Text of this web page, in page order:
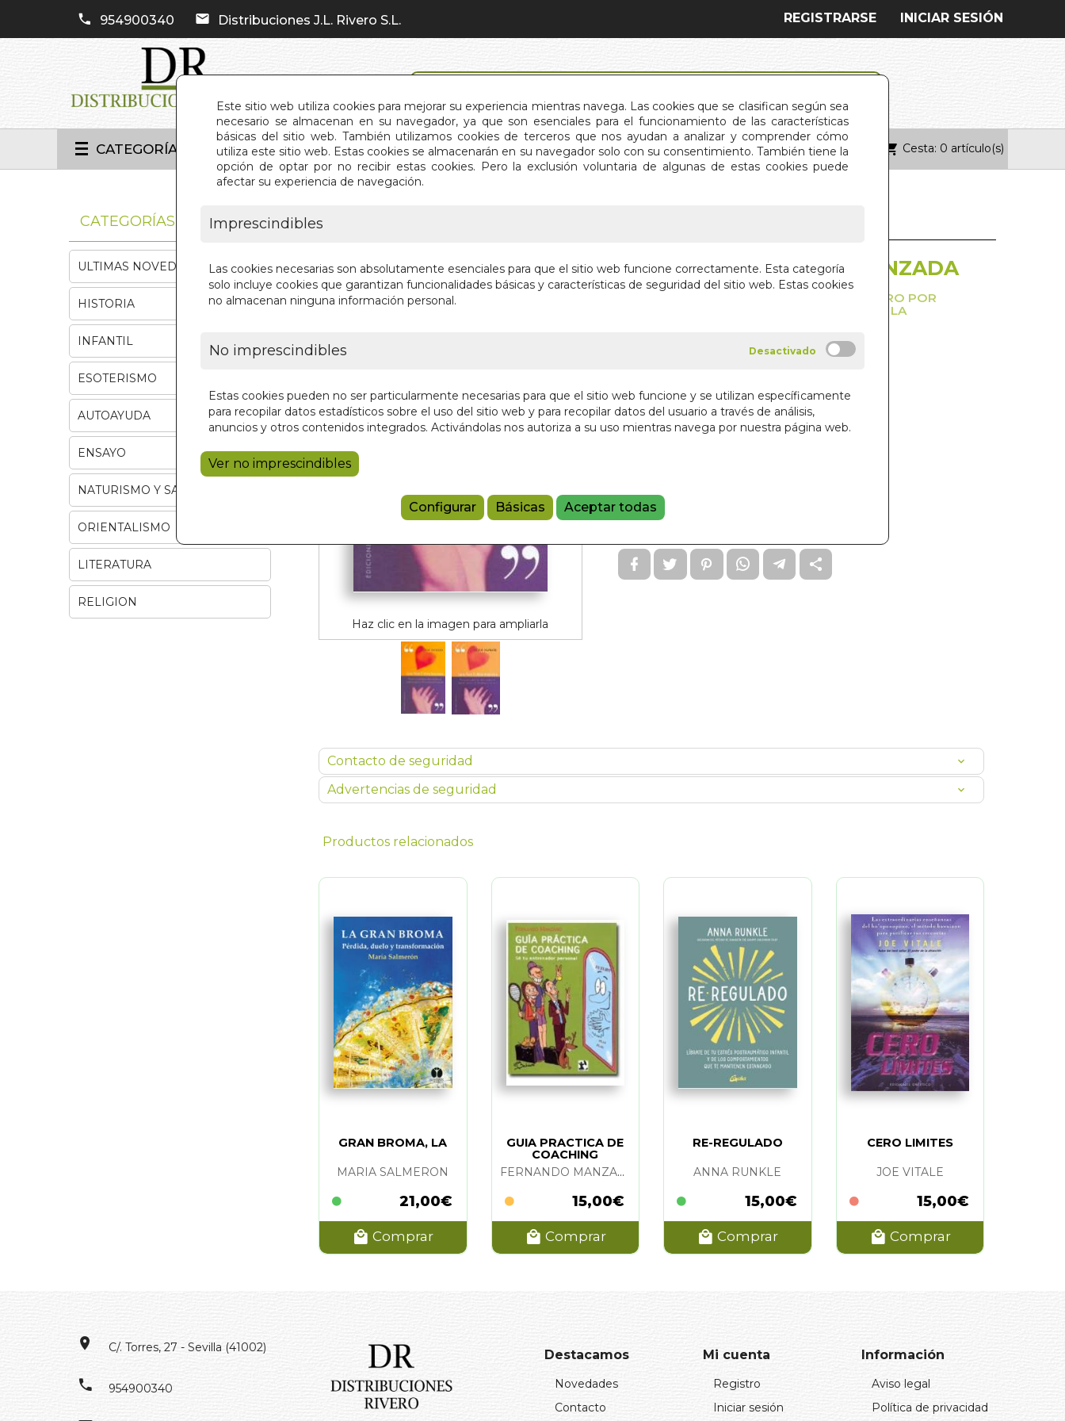
Este sitio web utiliza cookies para mejorar su experiencia mientras navega. Las cookies que se clasifican según sea
necesario se almacenan en su navegador, ya que son esenciales para el funcionamiento de las características
básicas del sitio web. También utilizamos cookies de terceros que nos ayudan a analizar y comprender cómo
utiliza este sitio web. Estas cookies se almacenarán en su navegador solo con su consentimiento. También tiene la
opción de optar por no recibir estas cookies. Pero la exclusión voluntaria de algunas de estas cookies puede
afectar su experiencia de navegación.
Imprescindibles
Las cookies necesarias son absolutamente esenciales para que el sitio web funcione correctamente. Esta categoría
solo incluye cookies que garantizan funcionalidades básicas y características de seguridad del sitio web. Estas cookies
no almacenan ninguna información personal.
No imprescindibles
Estas cookies pueden no ser particularmente necesarias para que el sitio web funcione y se utilizan específicamente
para recopilar datos estadísticos sobre el uso del sitio web y para recopilar datos del usuario a través de análisis,
anuncios y otros contenidos integrados. Activándolas nos autoriza a su uso mientras navega por nuestra página web.
Ver no imprescindibles
Configurar Básicas Aceptar todas
954900340 Distribuciones J.L. Rivero S.L. INICIAR SESIÓN
REGISTRARSE
CATEGORÍAS INICIO QUIÉNES SOMOS CONTACTO Cesta: 0 artículo(s)
Haz clic en la imagen para ampliarla
GUIA PARA EL ALMA AVANZADA
PIENSA EN UN PROBLEMA, ABRE ESTE LIBRO POR
CUALQUIER PAGINA Y ALLI ENCONTRARAS LA
12,00 €
9788497771436
Contacto de seguridad
Advertencias de seguridad
Productos relacionados
GRAN BROMA, LA
MARIA SALMERON
21,00€
Comprar
GUIA PRACTICA DE
COACHING
FERNANDO MANZANO
15,00€
Comprar
RE-REGULADO
ANNA RUNKLE
15,00€
Comprar
CERO LIMITES
JOE VITALE
15,00€
Comprar
CATEGORÍAS
ULTIMAS NOVEDADES
HISTORIA
INFANTIL
ESOTERISMO
AUTOAYUDA
ENSAYO
NATURISMO Y SALUD
ORIENTALISMO
LITERATURA
RELIGION
C/. Torres, 27 - Sevilla (41002)
954900340
Destacamos
Novedades
Contacto
Mi cuenta
Registro
Iniciar sesión
Información
Aviso legal
Política de privacidad